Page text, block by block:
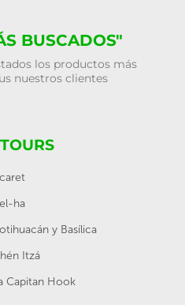
BUSCADOS"
los productos más
nuestros clientes
ha
y Basílica
Itzá
Capitan Hook